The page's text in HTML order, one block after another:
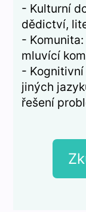
- Kulturní
dědictví,
-
mluvící
-
jiných
řešení